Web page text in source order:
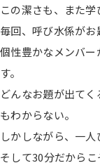
この潔さも、また学
毎回、呼び水係がお
個性豊かなメンバ
す。
どんなお題が出て
もわからない。
しかしながら、一人
そして30分だから